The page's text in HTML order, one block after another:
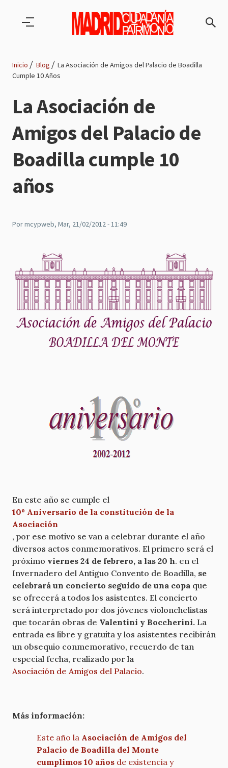
de
navegación
Inicio Blog
La Asociación de Amigos del Palacio de Boadilla
Cumple 10 Años
La Asociación de
Amigos del Palacio de
Boadilla cumple 10
años
Pormcypweb, Mar, 21/02/2012 - 11:49
En este año se cumple el
10º Aniversario de la constitución de la
Asociación
, por ese motivo se van a celebrar durante el año
diversos actos conmemorativos. El primero será el
próximo viernes 24 de febrero, a las 20 h. en el
Invernadero del Antiguo Convento de Boadilla, se
celebrará un concierto seguido de una copa que
se ofrecerá a todos los asistentes. El concierto
será interpretado por dos jóvenes violonchelistas
que tocarán obras de Valentini y Boccherini. La
entrada es libre y gratuita y los asistentes recibirán
un obsequio conmemorativo, recuerdo de tan
especial fecha, realizado por la
Asociación de Amigos del Palacio.
Más información:
Este año la Asociación de Amigos del
Palacio de Boadilla del Monte
cumplimos 10 años de existencia y